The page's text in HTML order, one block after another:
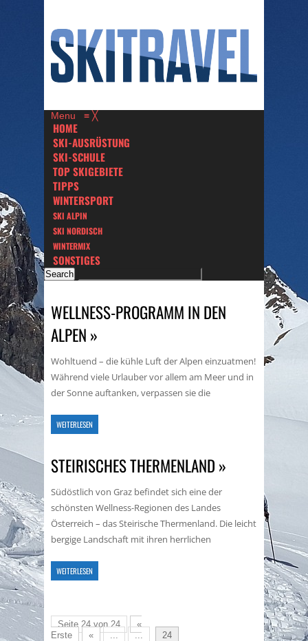
Menu ≡ ╳
HOME
SKI-AUSRÜSTUNG
SKI-SCHULE
TOP SKIGEBIETE
TIPPS
WINTERSPORT
SKI ALPIN
SKI NORDISCH
WINTERMIX
SONSTIGES
WELLNESS-PROGRAMM IN DEN
ALPEN »
Wohltuend – die kühle Luft der Alpen einzuatmen!
Während viele Urlauber vor allem am Meer und in
der Sonne auftanken, verpassen sie die
WEITERLESEN
STEIRISCHES THERMENLAND »
Südöstlich von Graz befindet sich eine der
schönsten Wellness-Regionen des Landes
Österreich – das Steirische Thermenland. Die leicht
bergige Landschaft mit ihren herrlichen
WEITERLESEN
Seite 24 von 24
«
Erste
« ... ... 24